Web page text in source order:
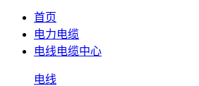
首页
电力电缆
电线电缆中心
电线